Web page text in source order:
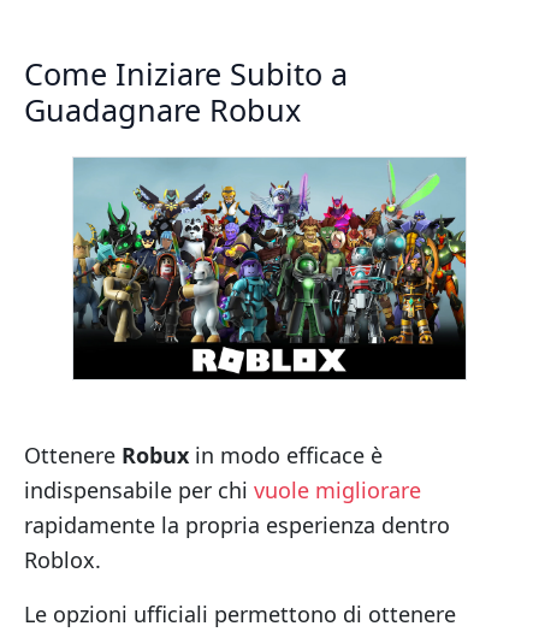
Come Iniziare Subito a
Guadagnare Robux
Ottenere Robux in modo efficace è
indispensabile per chi vuole migliorare
rapidamente la propria esperienza dentro
Roblox.
Le opzioni ufficiali permettono di ottenere